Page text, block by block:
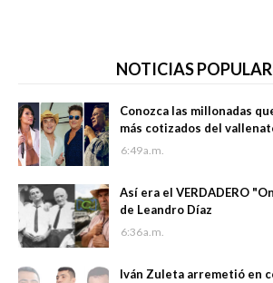
NOTICIAS
Conozca las millonadas
más cotizados del
6:49 a.m.
Así era el VERDADERO
de Leandro Díaz
6:36 a.m.
Iván Zuleta arremetió en